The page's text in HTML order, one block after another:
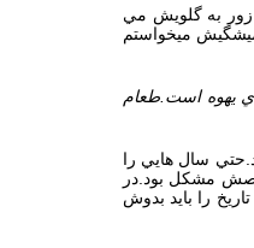
زور به گلويش مي
ميخواستم
يهوه است.طعام
سال هايي را
مشكل بود.در
را بايد بدوش